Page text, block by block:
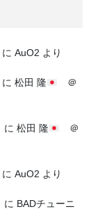
に AuO2 より
に 松田 隆
＠
に 松田 隆
＠
に AuO2 より
に BADチューニ